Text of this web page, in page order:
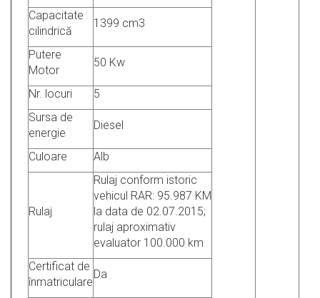
Capacitate
cilindrică
1399 cm3
Putere
Motor
50 Kw
Nr. locuri
5
Sursa de
energie
Diesel
Culoare Alb
Rulaj
Rulaj conform istoric
vehicul RAR: 95.987 KM
la data de 02.07.2015;
rulaj aproximativ
evaluator 100.000 km
Certificat de
înmatriculare
Da